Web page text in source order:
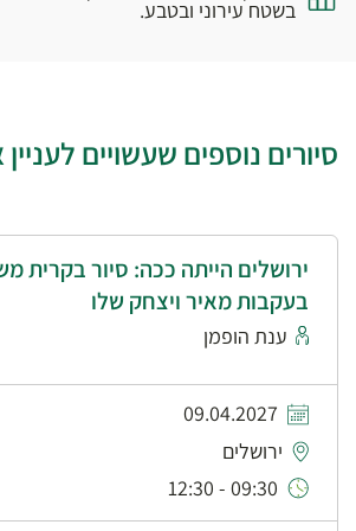
בשטח עירוני ובטבע.
סיורים נוספים שעשויים
ירושלים הייתה ככה: סיור בקרית
בעקבות מאיר ויצחק שלו
ענת הופמן
09.04.2027
ירושלים
09:30 - 12:30